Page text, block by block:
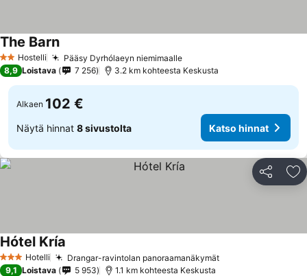
2 Tähtiluokitus
Hostelli Pääsy Dyrhólaeyn niemimaalleKatso hinnat
The BarnKatso hinnat
8,9 Loistava 7 256 3.2 km kohteesta Keskusta
Alkaen 102 €
Näytä hinnat 8 sivustolta Katso hinnat
Jaa
3 Tähtiluokitus
Hotelli Drangar-ravintolan panoraamanäkymätKatso hinnat
Hótel Kría
9,1 Loistava 5 953 1.1 km kohteesta Keskusta